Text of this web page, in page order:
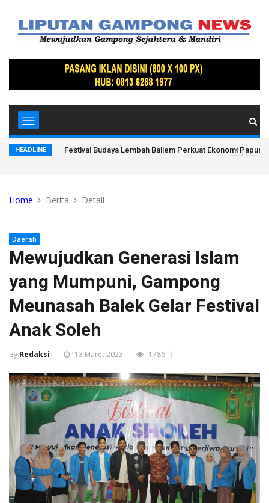
HEADLINE
Bupati Festival Budaya Lembah Baliem Perkuat Ekonomi Papua
Home Berita Detail
Daerah
Mewujudkan Generasi Islam
yang Mumpuni, Gampong
Meunasah Balek Gelar Festival
Anak Soleh
By Redaksi 13 Maret 2023 1786